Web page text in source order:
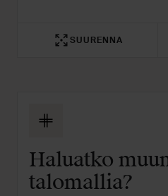
SUURENNA
Haluatko
talomallia?